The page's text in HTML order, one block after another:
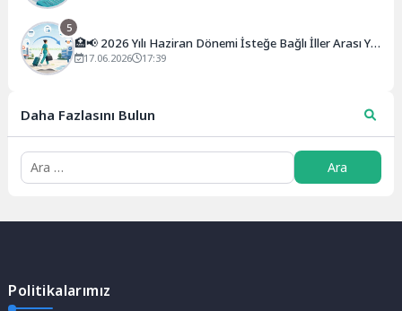
5
🏥📢 2026 Yılı Haziran Dönemi İsteğe Bağlı İller Arası Yer
Değiştirme Kurası Açıklandı!
17.06.2026 17:39
Daha Fazlasını Bulun
Politikalarımız